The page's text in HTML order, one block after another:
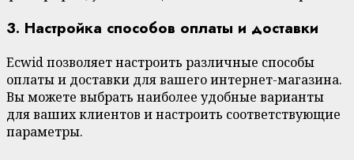
3. Настройка способов оплаты и доставки
Ecwid позволяет настроить различные способы
оплаты и доставки для вашего интернет-магазина.
Вы можете выбрать наиболее удобные варианты
для ваших клиентов и настроить соответствующие
параметры.